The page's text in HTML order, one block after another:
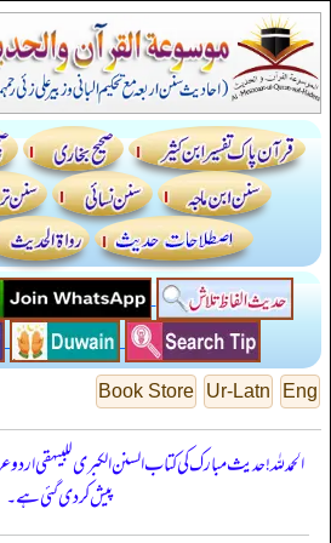
Eng
Ur-Latn
Book Store
الحمدللہ! حدیث مبارک کی کتاب السنن الكبرى للبيهقي
پیش کر دی گئی ہے۔